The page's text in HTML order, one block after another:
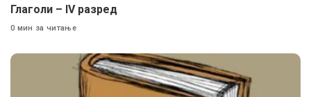
Глаголи – IV разред
0 мин за читање